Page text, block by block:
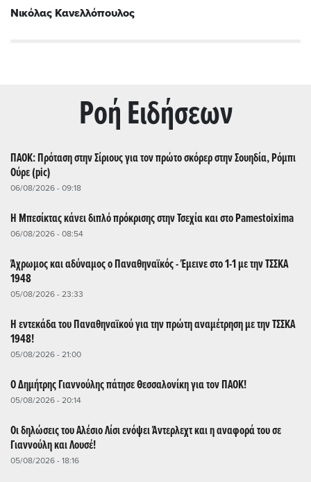
Νικόλας Κανελλόπουλος
Ρoή Ειδήσεων
ΠΑΟΚ: Πρόταση στην Σίριους για τον πρώτο σκόρερ στην Σουηδία, Ρόμπι
Ούρε (pic)
06/08/2026 - 09:18
Η Μπεσίκτας κάνει διπλό πρόκρισης στην Τσεχία και στο Pamestoixima
06/08/2026 - 08:54
Άχρωμος και αδύναμος ο Παναθηναϊκός - Έμεινε στο 1-1 με την ΤΣΣΚΑ
1948
05/08/2026 - 23:33
Η εντεκάδα του Παναθηναϊκού για την πρώτη αναμέτρηση με την ΤΣΣΚΑ
1948!
05/08/2026 - 21:00
Ο Δημήτρης Γιαννούλης πάτησε Θεσσαλονίκη για τον ΠΑΟΚ!
05/08/2026 - 20:14
Οι δηλώσεις του Αλέσιο Λίσι ενόψει Άντερλεχτ και η αναφορά του σε
Γιαννούλη και Λουσέ!
05/08/2026 - 18:16